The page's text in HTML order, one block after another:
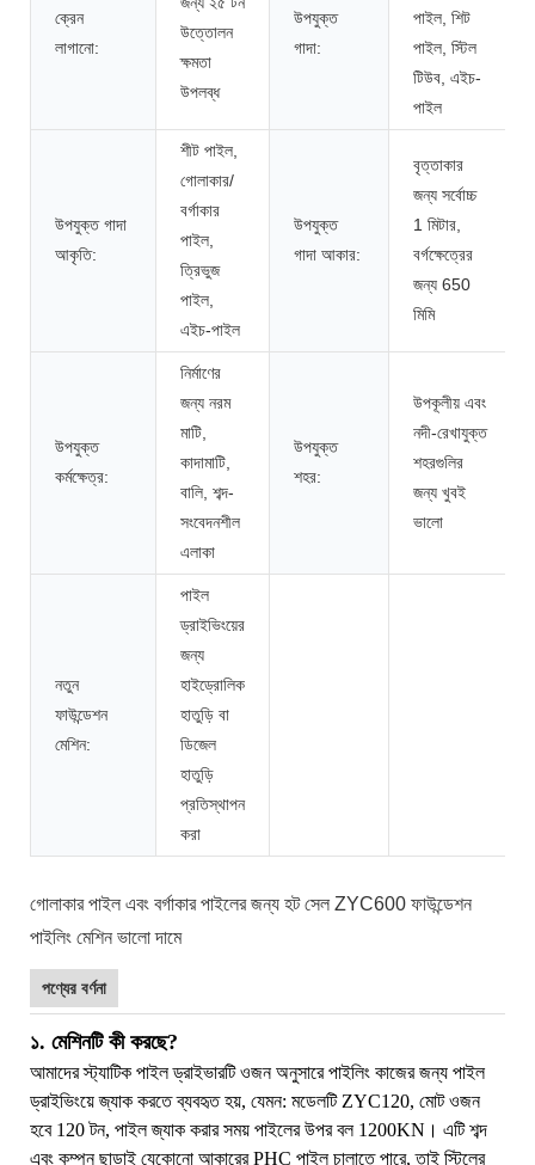
ক্রেন
লাগানো:
উত্তোলন
ক্ষমতা
উপলব্ধ
উপযুক্ত
গাদা:
পাইল, শিট
পাইল, স্টিল
টিউব, এইচ-
পাইল
উপযুক্ত গাদা
আকৃতি:
শীট পাইল,
গোলাকার/
বর্গাকার
পাইল,
ত্রিভুজ
পাইল,
এইচ-পাইল
উপযুক্ত
গাদা আকার:
বৃত্তাকার
জন্য সর্বোচ্চ
1 মিটার,
বর্গক্ষেত্রের
জন্য 650
মিমি
উপযুক্ত
কর্মক্ষেত্র:
নির্মাণের
জন্য নরম
মাটি,
কাদামাটি,
বালি, শব্দ-
সংবেদনশীল
এলাকা
উপযুক্ত
শহর:
উপকূলীয় এবং
নদী-রেখাযুক্ত
শহরগুলির
জন্য খুবই
ভালো
নতুন
ফাউন্ডেশন
মেশিন:
পাইল
ড্রাইভিংয়ের
জন্য
হাইড্রোলিক
হাতুড়ি বা
ডিজেল
হাতুড়ি
প্রতিস্থাপন
করা
গোলাকার পাইল এবং বর্গাকার পাইলের জন্য হট সেল ZYC600 ফাউন্ডেশন
পাইলিং মেশিন ভালো দামে
পণ্যের বর্ণনা
১. মেশিনটি কী করছে?
আমাদের স্ট্যাটিক পাইল ড্রাইভারটি ওজন অনুসারে পাইলিং কাজের জন্য পাইল
ড্রাইভিংয়ে জ্যাক করতে ব্যবহৃত হয়, যেমন: মডেলটি ZYC120, মোট ওজন
হবে 120 টন, পাইল জ্যাক করার সময় পাইলের উপর বল 1200KN। এটি শব্দ
এবং কম্পন ছাড়াই যেকোনো আকারের PHC পাইল চালাতে পারে, তাই স্টিলের